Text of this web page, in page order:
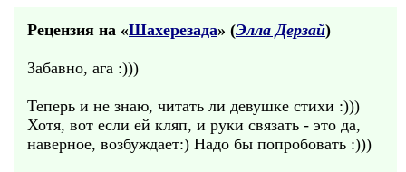
Рецензия на «Шахерезада» (Элла Дерзай)
Забавно, ага :)))
Теперь и не знаю, читать ли девушке стихи :)))
Хотя, вот если ей кляп, и руки связать - это да,
наверное, возбуждает:) Надо бы попробовать :)))